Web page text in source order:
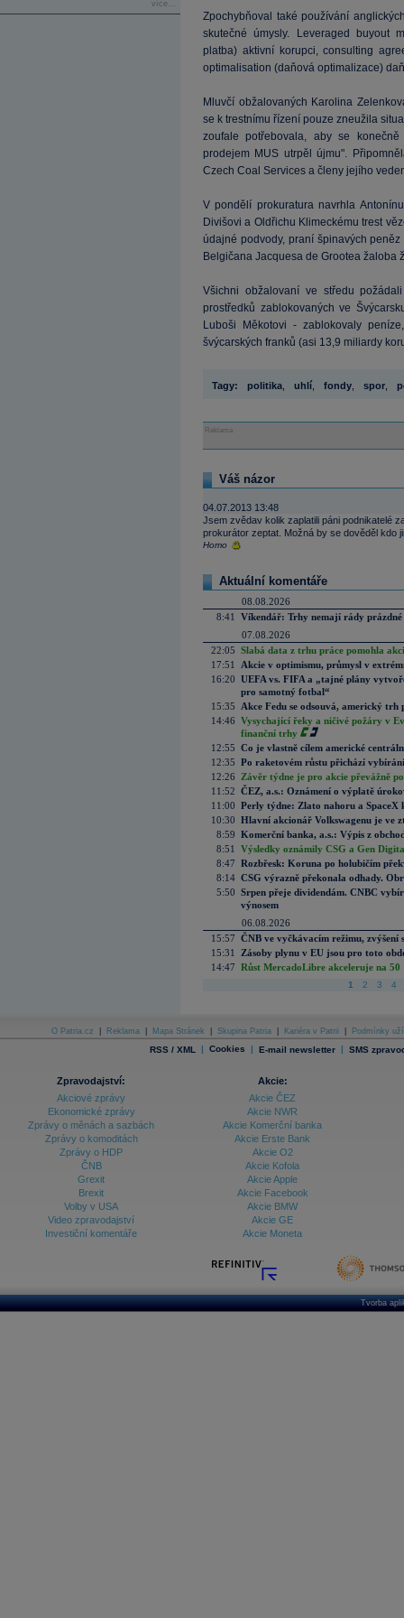
více...
Zpochybňoval také používání
skutečné úmysly. Leveraged buyout
platba) aktivní korupci, consulting
optimalisation (daňová optimalizace)
Mluvčí obžalovaných Karolina
se k trestnímu řízení pouze zneužila
zoufale potřebovala, aby se
prodejem MUS utrpěl újmu".
Czech Coal Services a členy jejího
V pondělí prokuratura navrhla
Divišovi a Oldřichu Klimeckému trest
údajné podvody, praní špinavých
Belgičana Jacquesa de Grootea
Všichni obžalovaní ve středu
prostředků zablokovaných ve
Luboši Měkotovi - zablokovaly
švýcarských franků (asi 13,9 miliardy
Tagy: politika uhlí fondy spor
Reklama
Váš názor
04.07.2013 13:48
Jsem zvědav kolik zaplatili páni podnikatelé
prokurátor zeptat. Možná by se dověděl kdo
Homo
Aktuální komentáře
08.08.2026
8:41
Víkendář: Trhy nemají rády prázdné
07.08.2026
22:05 Slabá data z trhu práce pomohla
17:51
Akcie v optimismu, průmysl v
16:20 UEFA vs. FIFA a „tajné plány
pro samotný fotbal“
15:35
Akce Fedu se odsouvá, americký
14:46 Vysychající řeky a ničivé požáry v
finanční trhy
12:55 Co je vlastně cílem americké
12:35 Po raketovém růstu přichází
12:26
Závěr týdne je pro akcie převážně
11:52 ČEZ, a.s.: Oznámení o výplatě
11:00 Perly týdne: Zlato nahoru a SpaceX
10:30 Hlavní akcionář Volkswagenu je ve
8:59 Komerční banka, a.s.: Výpis z
8:51
Výsledky oznámily CSG a Gen
8:47 Rozbřesk: Koruna po holubičím
8:14 CSG výrazně překonala odhady.
5:50 Srpen přeje dividendám. CNBC
výnosem
06.08.2026
15:57 ČNB ve vyčkávacím režimu, zvýšení
15:31
Zásoby plynu v EU jsou pro toto
14:47 Růst MercadoLibre akceleruje na
1 2 3 4
O Patria.cz Reklama Mapa Stránek Skupina Patria Kariéra v Patrii Podmínky
RSS / XML | Cookies | E-mail newsletter | SMS
Zpravodajství:
Akciové zprávy
Ekonomické zprávy
Zprávy o měnách a sazbách
Zprávy o komoditách
Zprávy o HDP
ČNB
Grexit
Brexit
Volby v USA
Video zpravodajství
Investiční komentáře
Akcie:
Akcie ČEZ
Akcie NWR
Akcie Komerční banka
Akcie Erste Bank
Akcie O2
Akcie Kofola
Akcie Apple
Akcie Facebook
Akcie BMW
Akcie GE
Akcie Moneta
Tvorba